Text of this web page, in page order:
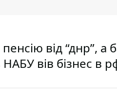
від “днр”, а
вів бізнес в